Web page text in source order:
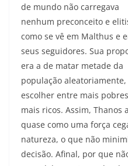
de mundo não carregava
nenhum preconceito e
como se vê em Malthus e
seus seguidores. Sua
era a de matar metade da
população aleatoriamente,
escolher entre mais
mais ricos. Assim, Thanos
quase como uma força
natureza, o que não
decisão. Afinal, por que